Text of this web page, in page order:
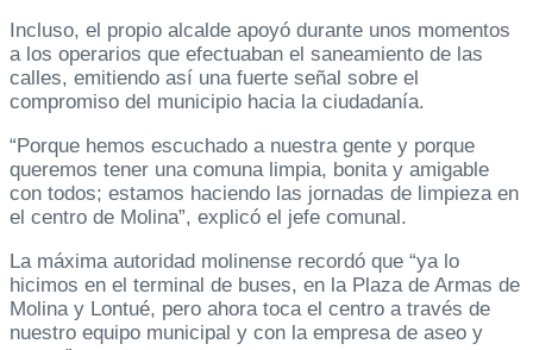
Incluso, el propio alcalde apoyó durante unos momentos
a los operarios que efectuaban el saneamiento de las
calles, emitiendo así una fuerte señal sobre el
compromiso del municipio hacia la ciudadanía.
“Porque hemos escuchado a nuestra gente y porque
queremos tener una comuna limpia, bonita y amigable
con todos; estamos haciendo las jornadas de limpieza en
el centro de Molina”, explicó el jefe comunal.
La máxima autoridad molinense recordó que “ya lo
hicimos en el terminal de buses, en la Plaza de Armas de
Molina y Lontué, pero ahora toca el centro a través de
nuestro equipo municipal y con la empresa de aseo y